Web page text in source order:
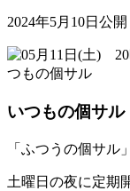
2024年5月10日公開
いつもの個サル
「ふつうの個サル
土曜日の夜に定期